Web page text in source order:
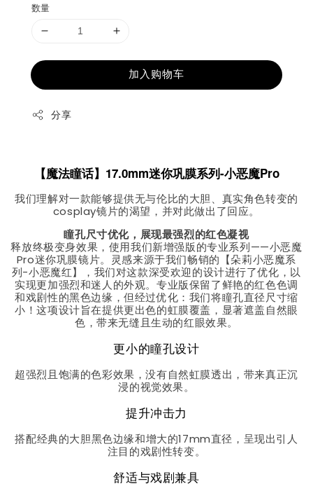
数量
加入购物车
分享
【魔法瞳话】17.0mm迷你巩膜系列-小恶魔Pro
我们理解对一款能够提供无与伦比的大胆、真实角色转变的
cosplay镜片的渴望，并对此做出了回应。
瞳孔尺寸优化，展现最强烈的红色凝视
释放终极变身效果，使用我们新增强版的专业系列——小恶魔
Pro迷你巩膜镜片。灵感来源于我们畅销的【朵莉小恶魔系
列-小恶魔红】，我们对这款深受欢迎的设计进行了优化，以
实现更加强烈和迷人的外观。专业版保留了鲜艳的红色色调
和戏剧性的黑色边缘，但经过优化：我们将瞳孔直径尺寸缩
小！这项设计旨在提供更出色的虹膜覆盖，显著遮盖自然眼
色，带来无缝且生动的红眼效果。
更小的瞳孔设计
超强烈且饱满的色彩效果，没有自然虹膜透出，带来真正沉
浸的视觉效果。
提升冲击力
搭配经典的大胆黑色边缘和增大的17mm直径，呈现出引人
注目的戏剧性转变。
舒适与戏剧兼具